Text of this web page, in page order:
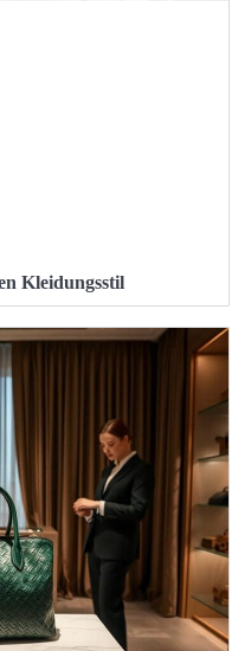
Kleidungsstil